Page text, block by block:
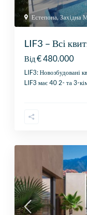
Естепона,Західна
LIF3 – Всі
Від€ 480.000
LIF3: Новозбудовані
LIF3 має 40 2- та 3-